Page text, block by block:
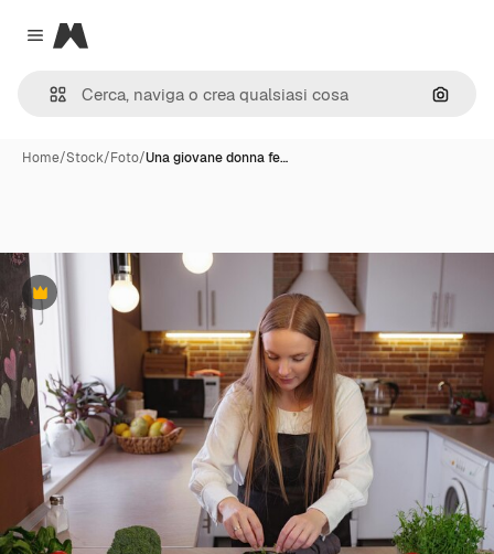
Close menu
Magnific
Cerca
Home/Stock/Foto/Una giovane donna fe…
Premium